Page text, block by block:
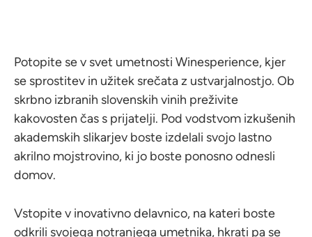
Potopite se v svet umetnosti Winesperience, kjer
se sprostitev in užitek srečata z ustvarjalnostjo. Ob
skrbno izbranih slovenskih vinih preživite
kakovosten čas s prijatelji. Pod vodstvom izkušenih
akademskih slikarjev boste izdelali svojo lastno
akrilno mojstrovino, ki jo boste ponosno odnesli
domov.
Vstopite v inovativno delavnico, na kateri boste
odkrili svojega notranjega umetnika, hkrati pa se